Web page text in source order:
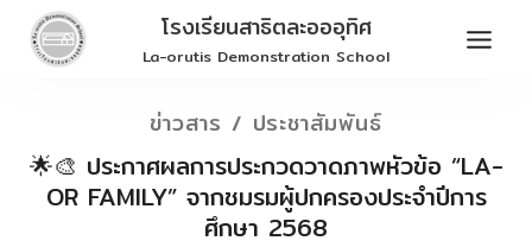
Skip
โรงเรียนสาธิตละอออุทิศ
La-orutis Demonstration School
ข่าวสาร / ประชาสัมพันธ์
🌟🎨 ประกาศผลการประกวดวาดภาพหัวข้อ “LA-
OR FAMILY” จากชมรมผู้ปกครองประจำปีการ
ศึกษา 2568